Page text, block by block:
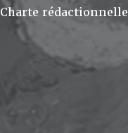
Charte rédactionnelle